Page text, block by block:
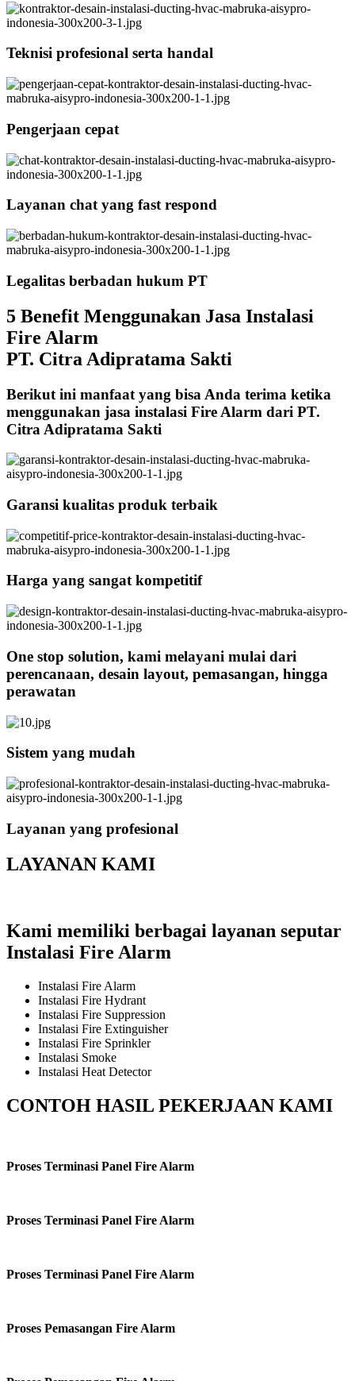
Teknisi profesional serta handal
Pengerjaan cepat
Layanan chat yang fast respond
Legalitas berbadan hukum PT
5 Benefit Menggunakan Jasa Instalasi
Fire Alarm
PT. Citra Adipratama Sakti
Berikut ini manfaat yang bisa Anda terima ketika
menggunakan jasa instalasi Fire Alarm dari PT.
Citra Adipratama Sakti
Garansi kualitas produk terbaik
Harga yang sangat kompetitif
One stop solution, kami melayani mulai dari
perencanaan, desain layout, pemasangan, hingga
perawatan
Sistem yang mudah
Layanan yang profesional
LAYANAN KAMI
Kami memiliki berbagai layanan seputar
Instalasi Fire Alarm
Instalasi Fire Alarm
Instalasi Fire Hydrant
Instalasi Fire Suppression
Instalasi Fire Extinguisher
Instalasi Fire Sprinkler
Instalasi Smoke
Instalasi Heat Detector
CONTOH HASIL PEKERJAAN KAMI
Proses Terminasi Panel Fire Alarm
Proses Terminasi Panel Fire Alarm
Proses Terminasi Panel Fire Alarm
Proses Pemasangan Fire Alarm